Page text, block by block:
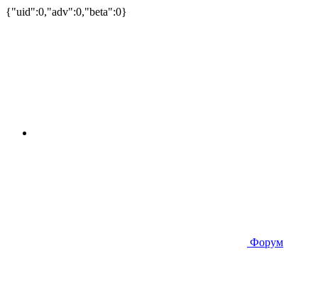
{"uid":0,"adv":0,"beta":0}
Форум